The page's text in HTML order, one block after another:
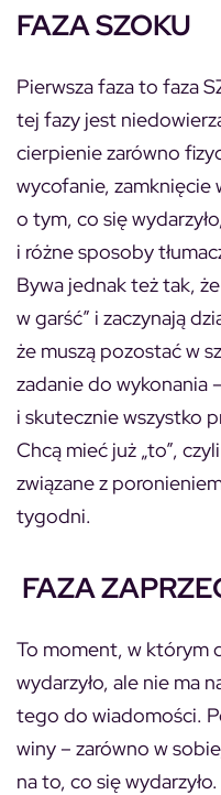
FAZA SZOKU
Pierwsza faza to faza
tej fazy jest
cierpienie zarówno
wycofanie, zamknięcie
o tym, co się
i różne sposoby
Bywa jednak też tak,
w garść” i zaczynają
że muszą pozostać w
zadanie do wykonania
i skutecznie wszystko
Chcą mieć już „to”,
związane z
tygodni.
FAZA
To moment, w którym
wydarzyło, ale nie ma
tego do wiadomości.
winy – zarówno w
na to, co się